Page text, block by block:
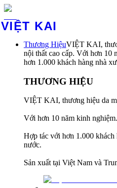
VIỆT KAI
Thương HiệuVIỆT KAI,
nội thất cao cấp. Với hơn 10
hơn 1.000 khách hàng nhà
THƯƠNG HIỆU
VIỆT KAI, thương hiệu da
Với hơn 10 năm kinh nghiệm.
Hợp tác với hơn 1.000
nước.
Sản xuất tại Việt Nam và